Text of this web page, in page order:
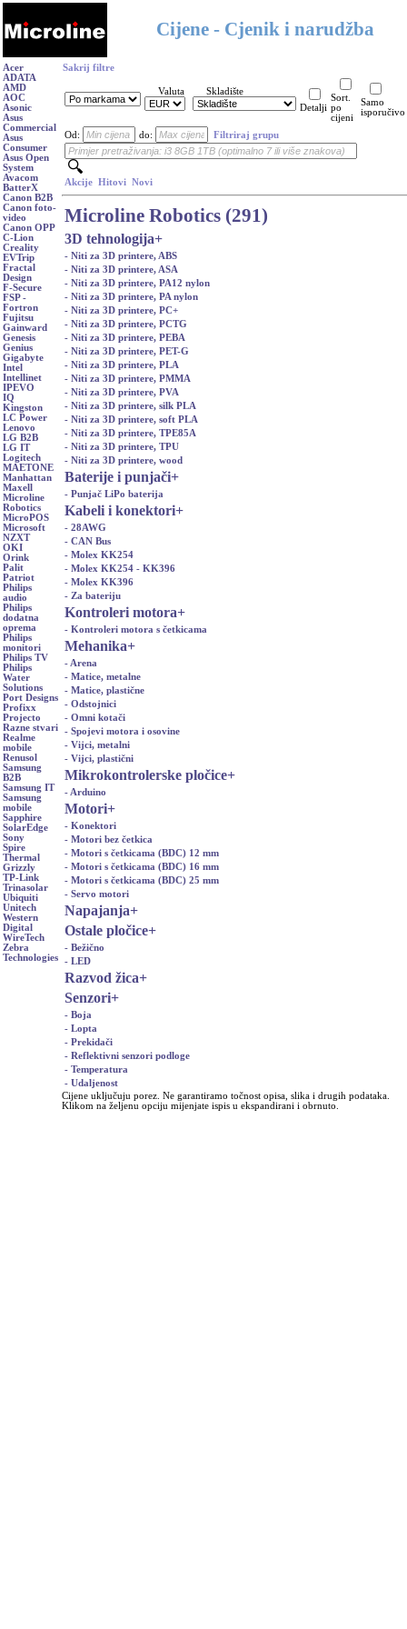
Cijene - Cjenik i narudžba
Acer
ADATA
AMD
AOC
Asonic
Asus
Commercial
Asus
Consumer
Asus Open
System
Avacom
BatterX
Canon B2B
Canon foto-
video
Canon OPP
C-Lion
Creality
EVTrip
Fractal
Design
F-Secure
FSP -
Fortron
Fujitsu
Gainward
Genesis
Genius
Gigabyte
Intel
Intellinet
IPEVO
IQ
Kingston
LC Power
Lenovo
LG B2B
LG IT
Logitech
MAETONE
Manhattan
Maxell
Microline
Robotics
MicroPOS
Microsoft
NZXT
OKI
Orink
Palit
Patriot
Philips
audio
Philips
dodatna
oprema
Philips
monitori
Philips TV
Philips
Water
Solutions
Port Designs
Profixx
Projecto
Razne stvari
Realme
mobile
Renusol
Samsung
B2B
Samsung IT
Samsung
mobile
Sapphire
SolarEdge
Sony
Spire
Thermal
Grizzly
TP-Link
Trinasolar
Ubiquiti
Unitech
Western
Digital
WireTech
Zebra
Technologies
Sakrij filtre
Valuta
Skladište
Detalji
Sort.
po
cijeni
Samo
isporučivo
Od: do: Filtriraj grupu
Akcije Hitovi Novi
Microline Robotics (291)
3D tehnologija+
- Niti za 3D printere, ABS
- Niti za 3D printere, ASA
- Niti za 3D printere, PA12 nylon
- Niti za 3D printere, PA nylon
- Niti za 3D printere, PC+
- Niti za 3D printere, PCTG
- Niti za 3D printere, PEBA
- Niti za 3D printere, PET-G
- Niti za 3D printere, PLA
- Niti za 3D printere, PMMA
- Niti za 3D printere, PVA
- Niti za 3D printere, silk PLA
- Niti za 3D printere, soft PLA
- Niti za 3D printere, TPE85A
- Niti za 3D printere, TPU
- Niti za 3D printere, wood
Baterije i punjači+
- Punjač LiPo baterija
Kabeli i konektori+
- 28AWG
- CAN Bus
- Molex KK254
- Molex KK254 - KK396
- Molex KK396
- Za bateriju
Kontroleri motora+
- Kontroleri motora s četkicama
Mehanika+
- Arena
- Matice, metalne
- Matice, plastične
- Odstojnici
- Omni kotači
- Spojevi motora i osovine
- Vijci, metalni
- Vijci, plastični
Mikrokontrolerske pločice+
- Arduino
Motori+
- Konektori
- Motori bez četkica
- Motori s četkicama (BDC) 12 mm
- Motori s četkicama (BDC) 16 mm
- Motori s četkicama (BDC) 25 mm
- Servo motori
Napajanja+
Ostale pločice+
- Bežično
- LED
Razvod žica+
Senzori+
- Boja
- Lopta
- Prekidači
- Reflektivni senzori podloge
- Temperatura
- Udaljenost
Cijene uključuju porez. Ne garantiramo točnost opisa, slika i drugih podataka.
Klikom na željenu opciju mijenjate ispis u ekspandirani i obrnuto.